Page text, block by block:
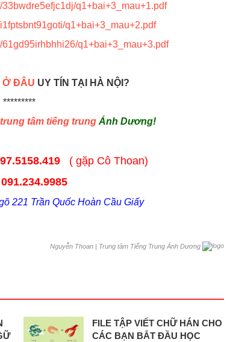
q1+bai+3_mau+1.pdf
q1+bai+3_mau+2.pdf
q1+bai+3_mau+3.pdf
Ở ĐÂU UY TÍN TẠI HÀ NỘI?
*********
trung tâm tiếng trung Ánh Dương!
( gặp Cô Thoan)
091.234.9985
221 Trần Quốc Hoàn Cầu Giấy
Nguyễn Thoan | Trung tâm Tiếng Trung Ánh Dương
FILE TẬP VIẾT CHỮ HÁN CHO
CÁC BẠN BẮT ĐẦU HỌC